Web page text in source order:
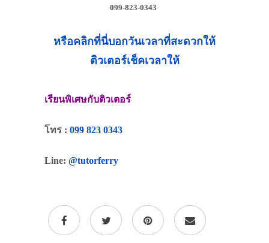
099-823-0343
หรือคลิกที่นี่บอกวันเวลาที่สะดวกให้
ติวเตอร์เช็คเวลาให้
เรียนพิเศษกับติวเตอร์
โทร : 099 823 0343
Line: @tutorferry